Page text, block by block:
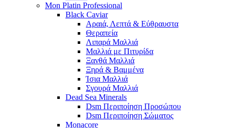
Mon Platin Professional
Black Caviar
Αραιά, Λεπτά & Εύθραυστα
Θεραπεία
Λιπαρά Μαλλιά
Μαλλιά με Πιτυρίδα
Ξανθά Μαλλιά
Ξηρά & Βαμμένα
Ίσια Μαλλιά
Σγουρά Μαλλιά
Dead Sea Minerals
Dsm Περιποίηση Προσώπου
Dsm Περιποίηση Σώματος
Monacore